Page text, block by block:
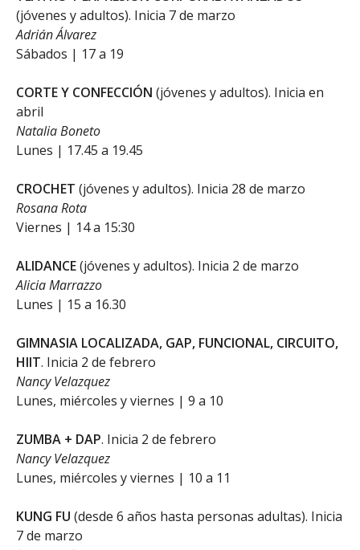
(jóvenes y adultos). Inicia 7 de marzo
Adrián Álvarez
Sábados | 17 a 19
CORTE Y CONFECCIÓN (jóvenes y adultos). Inicia en
abril
Natalia Boneto
Lunes | 17.45 a 19.45
CROCHET (jóvenes y adultos). Inicia 28 de marzo
Rosana Rota
Viernes | 14 a 15:30
ALIDANCE(jóvenes y adultos). Inicia 2 de marzo
Alicia Marrazzo
Lunes | 15 a 16.30
GIMNASIA LOCALIZADA, GAP, FUNCIONAL, CIRCUITO,
HIIT. Inicia 2 de febrero
Nancy Velazquez
Lunes, miércoles y viernes | 9 a 10
ZUMBA + DAP. Inicia 2 de febrero
Nancy Velazquez
Lunes, miércoles y viernes | 10 a 11
KUNG FU (desde 6 años hasta personas adultas). Inicia
7 de marzo